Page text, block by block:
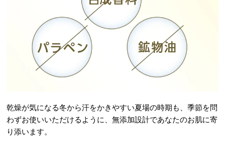
乾燥が気になる冬から汗をかきやすい夏場の時期も、季節を問
わずお使いいただけるように、無添加設計であなたのお肌に寄
り添います。